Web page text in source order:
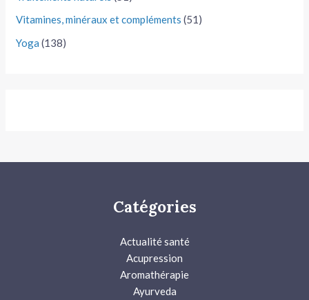
Vitamines, minéraux et compléments (51)
Yoga (138)
Catégories
Actualité santé
Acupression
Aromathérapie
Ayurveda